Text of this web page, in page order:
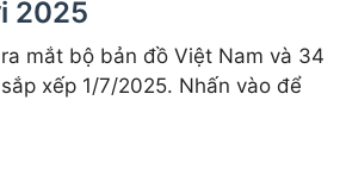
2025
mắt bộ bản đồ Việt Nam và 34
xếp 1/7/2025. Nhấn vào để